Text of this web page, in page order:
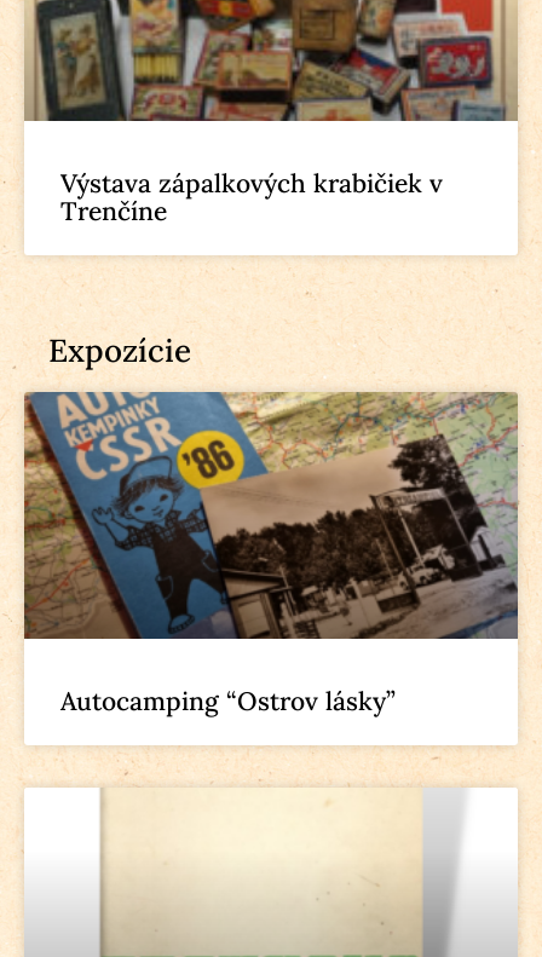
Výstava zápalkových krabičiek v
Trenčíne
Expozície
Autocamping “Ostrov lásky”